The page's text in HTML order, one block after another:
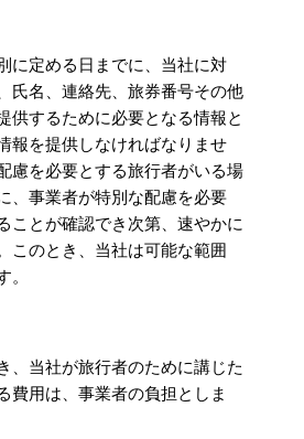
に定める日までに、当社に対
氏名、連絡先、旅券番号その他
供するために必要となる情報と
報を提供しなければなりませ
慮を必要とする旅行者がいる場
、事業者が特別な配慮を必要
ことが確認でき次第、速やかに
このとき、当社は可能な範囲
。
、当社が旅行者のために講じた
費用は、事業者の負担としま